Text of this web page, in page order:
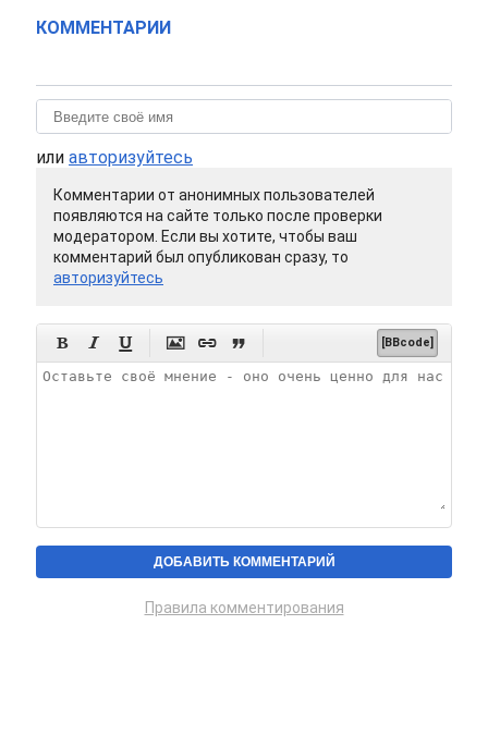
КОММЕНТАРИИ
или авторизуйтесь
Комментарии от анонимных пользователей
появляются на сайте только после проверки
модератором. Если вы хотите, чтобы ваш
комментарий был опубликован сразу, то
авторизуйтесь
      [BBcode]
Правила комментирования